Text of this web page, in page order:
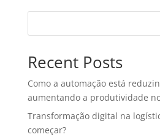
Recent Posts
Como a automação está
aumentando a produtividade
Transformação digital na
começar?